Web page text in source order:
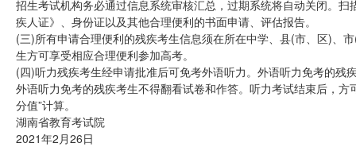
招生考试机构务必通过信息系统审核汇总，过期系统将自动关闭。
疾人证》、身份证以及其他合理便利的书面申请、评估报告。
(三)所有申请合理便利的残疾考生信息须在所在中学、县(市、区)、
生方可享受相应合理便利参加高考。
(四)听力残疾考生经申请批准后可免考外语听力。外语听力免考的
外语听力免考的残疾考生不得翻看试卷和作答。听力考试结束后，
分值”计算。
湖南省教育考试院
2021年2月26日